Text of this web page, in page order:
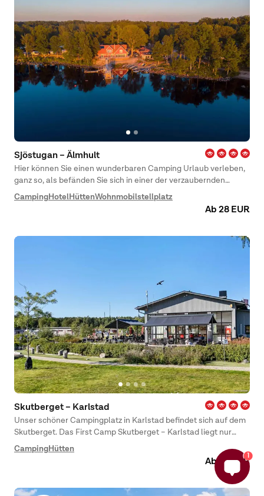
Sjöstugan – Älmhult
Hier können Sie einen wunderbaren Camping Urlaub verleben,
ganz so, als befänden Sie sich in einer der verzaubernden
Geschichten von Astrid Lindgren.
Camping Hotel HüttenWohnmobilstellplatz
Ab 28 EUR
Skutberget – Karlstad
Unser schöner Campingplatz in Karlstad befindet sich auf dem
Skutberget. Das First Camp Skutberget – Karlstad liegt nur
zehn Minuten vom Stadtzentrum Karlstads entfernt, wo Sie in
einer malerischen Umgebung am schönen Ufer des Vänern
Camping Hütten
Ab 29 EUR
1